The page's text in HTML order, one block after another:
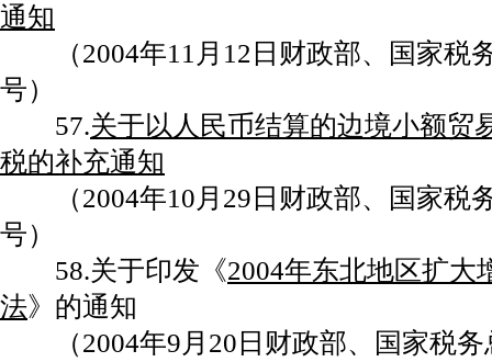
通知
（2004年11月12日财政部、国家税
号）
57.关于以人民币结算的边境小额贸
税的补充通知
（2004年10月29日财政部、国家税
号）
58.关于印发《2004年东北地区扩大
法》的通知
（2004年9月20日财政部、国家税务